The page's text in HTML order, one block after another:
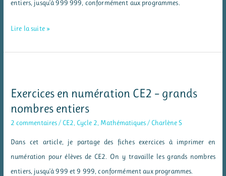
multiplications
entiers, jusqu’à 999 999, conformément aux programmes.
Exercices
nombres
Lire la suite »
Exercices en numération CE2 – grands
nombres entiers
2 commentaires/ CE2, Cycle 2, Mathématiques/ Charlène S
Dans cet article, je partage des fiches exercices à imprimer en
numération pour élèves de CE2. On y travaille les grands nombres
entiers, jusqu’à 999 et 9 999, conformément aux programmes.